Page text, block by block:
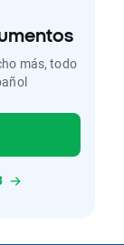
más, todo